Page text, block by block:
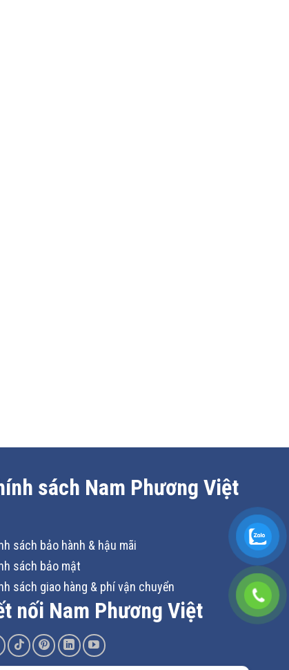
sách Nam Phương Việt
sách bảo hành & hậu mãi
sách bảo mật
sách giao hàng & phí vận chuyển
nối Nam Phương Việt